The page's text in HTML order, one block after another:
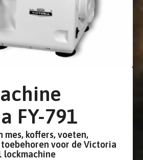
FY-791
mes, koffers, voeten,
voor de Victoria
lockmachine